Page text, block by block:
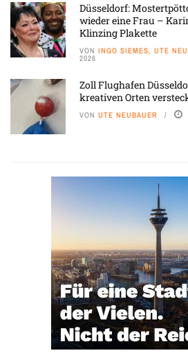
Düsseldorf:
wieder eine Frau –
Klinzing Plakette
VON INGO SIEMES, UTE
2026
Zoll Flughafen
kreativen Orten
VON UTE NEUBAUER